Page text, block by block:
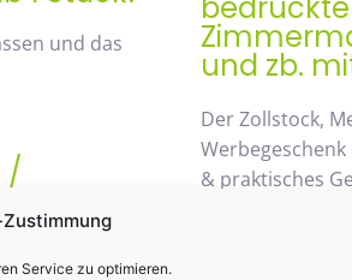
Service zu optimieren.
und das
/
Die
und zb.
Der Zollstock,
& praktisches
Einsatz
möglichen